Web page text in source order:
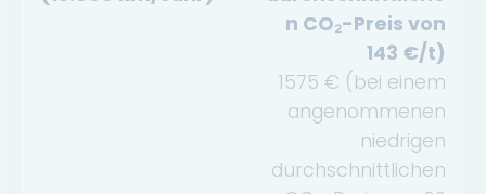
n CO₂-Preis von
143 €/t)
1575 € (bei einem
angenommenen
niedrigen
durchschnittlichen